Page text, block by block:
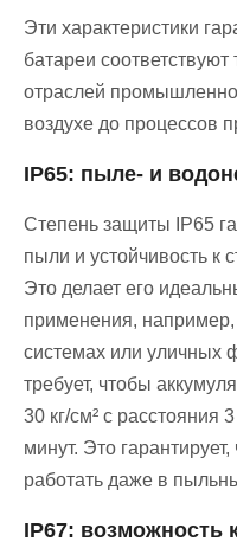
Эти характеристики
батареи
отраслей
воздухе до процессов
IP65: пыле- и
Степень защиты IP65
пыли и устойчивость к
Это делает его
применения, например,
системах или уличных
требует, чтобы
30 кг/см² с расстояния
минут. Это
работать даже в
IP67: возможность